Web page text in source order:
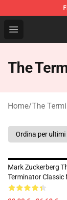
Open menu
The
The
Home/The
Mark Zuckerberg
Terminator Classic